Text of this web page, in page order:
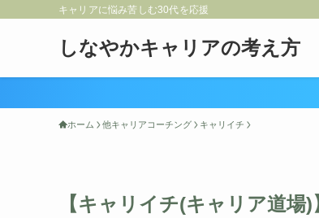
キャリアに悩み苦しむ30代を応援
しなやかキャリアの考え方
ホーム 他キャリアコーチング キャリイチ
【キャリイチ(キャリア道